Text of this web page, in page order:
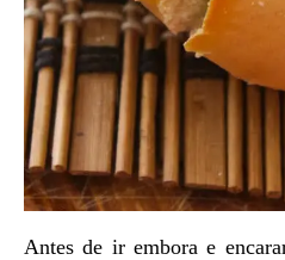
Antes de ir embora e